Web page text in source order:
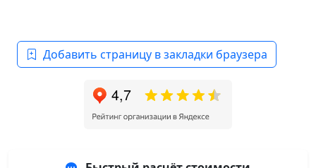
Добавить страницу в закладки браузера